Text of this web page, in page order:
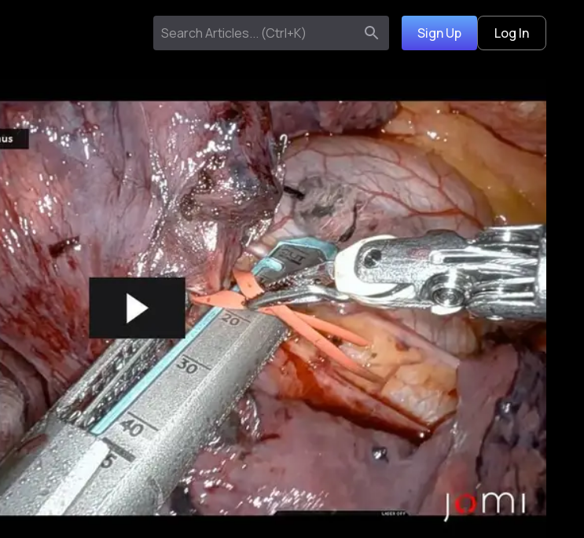
Sign Up Log In